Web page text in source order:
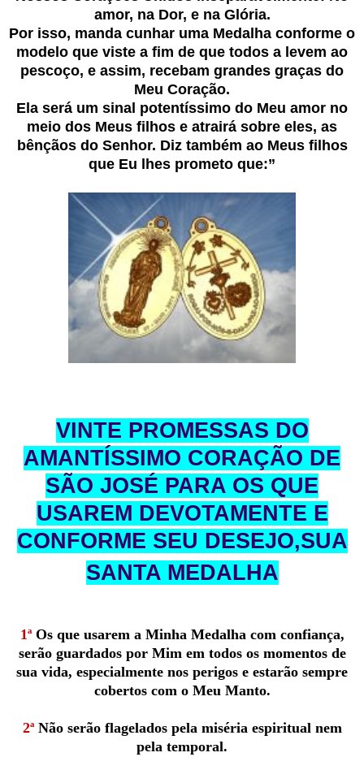
amor, na Dor, e na Glória.
Por isso, manda cunhar uma Medalha conforme o
modelo que viste a fim de que todos a levem ao
pescoço, e assim, recebam grandes graças do
Meu Coração.
Ela será um sinal potentíssimo do Meu amor no
meio dos Meus filhos e atrairá sobre eles, as
bênçãos do Senhor. Diz também ao Meus filhos
que Eu lhes prometo que:”
VINTE PROMESSAS DO
AMANTÍSSIMO CORAÇÃO DE
SÃO JOSÉ PARA OS QUE
USAREM DEVOTAMENTE E
CONFORME SEU DESEJO,SUA
SANTA MEDALHA
1ª Os que usarem a Minha Medalha com confiança,
serão guardados por Mim em todos os momentos de
sua vida, especialmente nos perigos e estarão sempre
cobertos com o Meu Manto.
2ªNão serão flagelados pela miséria espiritual nem
pela temporal.